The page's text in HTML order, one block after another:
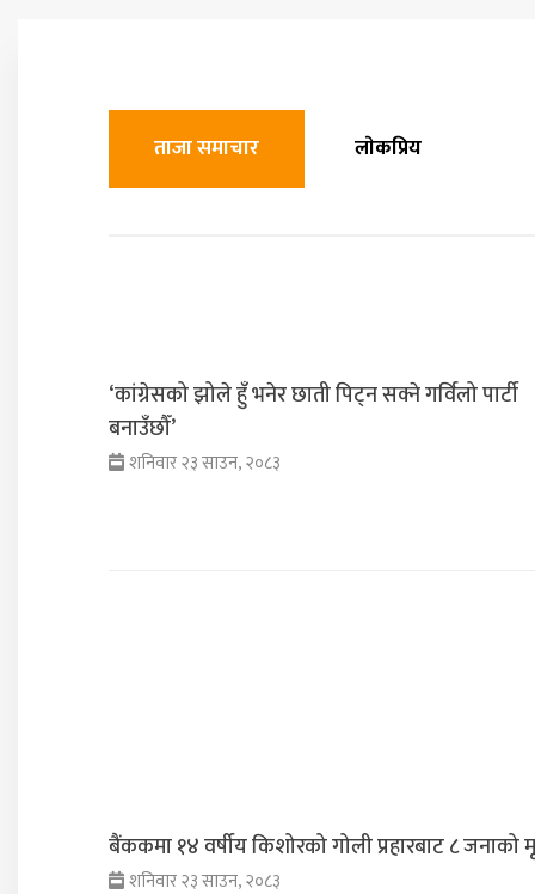
ताजा समाचार लाेकप्रिय
‘कांग्रेसको झोले हुँ भनेर छाती पिट्न सक्ने गर्विलो पार्टी
बनाउँछौँ’
शनिवार २३ साउन, २०८३
बैंककमा १४ वर्षीय किशोरको गोली प्रहारबाट ८ जनाको
शनिवार २३ साउन, २०८३